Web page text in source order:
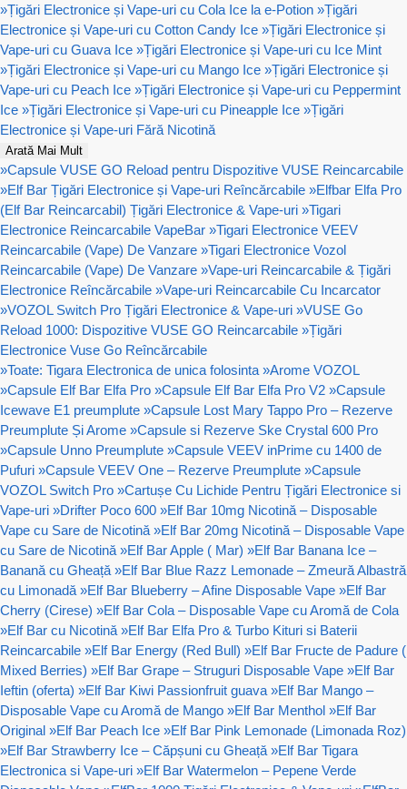
»Țigări Electronice și Vape-uri cu Cola Ice la e-Potion »Țigări
Electronice și Vape-uri cu Cotton Candy Ice »Țigări Electronice și
Vape-uri cu Guava Ice »Țigări Electronice și Vape-uri cu Ice Mint
»Țigări Electronice și Vape-uri cu Mango Ice »Țigări Electronice și
Vape-uri cu Peach Ice »Țigări Electronice și Vape-uri cu Peppermint
Ice »Țigări Electronice și Vape-uri cu Pineapple Ice »Țigări
Electronice și Vape-uri Fără Nicotină
Arată Mai Mult
»Capsule VUSE GO Reload pentru Dispozitive VUSE Reincarcabile
»Elf Bar Țigări Electronice și Vape-uri Reîncărcabile »Elfbar Elfa Pro
(Elf Bar Reincarcabil) Țigări Electronice & Vape-uri »Tigari
Electronice Reincarcabile VapeBar »Tigari Electronice VEEV
Reincarcabile (Vape) De Vanzare »Tigari Electronice Vozol
Reincarcabile (Vape) De Vanzare »Vape-uri Reincarcabile & Țigări
Electronice Reîncărcabile »Vape-uri Reincarcabile Cu Incarcator
»VOZOL Switch Pro Țigări Electronice & Vape-uri »VUSE Go
Reload 1000: Dispozitive VUSE GO Reincarcabile »Țigări
Electronice Vuse Go Reîncărcabile
»Toate: Tigara Electronica de unica folosinta »Arome VOZOL
»Capsule Elf Bar Elfa Pro »Capsule Elf Bar Elfa Pro V2 »Capsule
Icewave E1 preumplute »Capsule Lost Mary Tappo Pro – Rezerve
Preumplute Și Arome »Capsule si Rezerve Ske Crystal 600 Pro
»Capsule Unno Preumplute »Capsule VEEV inPrime cu 1400 de
Pufuri »Capsule VEEV One – Rezerve Preumplute »Capsule
VOZOL Switch Pro »Cartușe Cu Lichide Pentru Țigări Electronice si
Vape-uri »Drifter Poco 600 »Elf Bar 10mg Nicotină – Disposable
Vape cu Sare de Nicotină »Elf Bar 20mg Nicotină – Disposable Vape
cu Sare de Nicotină »Elf Bar Apple ( Mar) »Elf Bar Banana Ice –
Banană cu Gheață »Elf Bar Blue Razz Lemonade – Zmeură Albastră
cu Limonadă »Elf Bar Blueberry – Afine Disposable Vape »Elf Bar
Cherry (Cirese) »Elf Bar Cola – Disposable Vape cu Aromă de Cola
»Elf Bar cu Nicotină »Elf Bar Elfa Pro & Turbo Kituri si Baterii
Reincarcabile »Elf Bar Energy (Red Bull) »Elf Bar Fructe de Padure (
Mixed Berries) »Elf Bar Grape – Struguri Disposable Vape »Elf Bar
Ieftin (oferta) »Elf Bar Kiwi Passionfruit guava »Elf Bar Mango –
Disposable Vape cu Aromă de Mango »Elf Bar Menthol »Elf Bar
Original »Elf Bar Peach Ice »Elf Bar Pink Lemonade (Limonada Roz)
»Elf Bar Strawberry Ice – Căpșuni cu Gheață »Elf Bar Tigara
Electronica si Vape-uri »Elf Bar Watermelon – Pepene Verde